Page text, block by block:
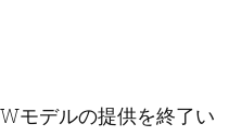
モデルの提供を終了い